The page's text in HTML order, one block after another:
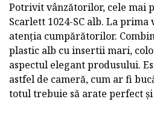
Potrivit vânzătorilor, cele mai
Scarlett 1024-SC alb. La prima
atenția cumpărătorilor.
plastic alb cu insertii mari,
aspectul elegant produsului.
astfel de cameră, cum ar fi
totul trebuie să arate perfect